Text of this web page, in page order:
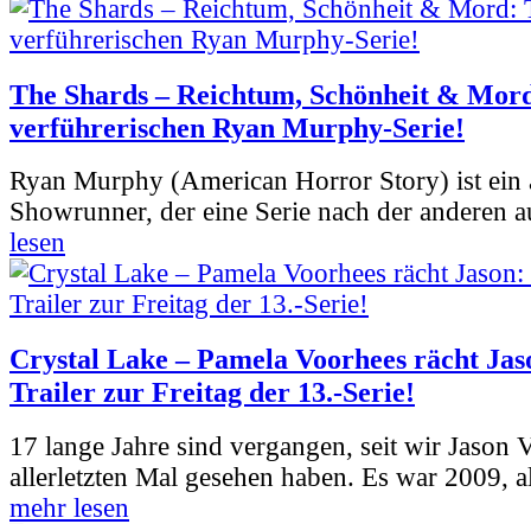
The Shards – Reichtum, Schönheit &
verführerischen Ryan Murphy-Serie!
Ryan Murphy (American Horror Story) ist ein
Showrunner, der eine Serie nach der anderen
lesen
Crystal Lake – Pamela Voorhees rächt
Trailer zur Freitag der 13.-Serie!
17 lange Jahre sind vergangen, seit wir Jason
allerletzten Mal gesehen haben. Es war 2009,
mehr lesen